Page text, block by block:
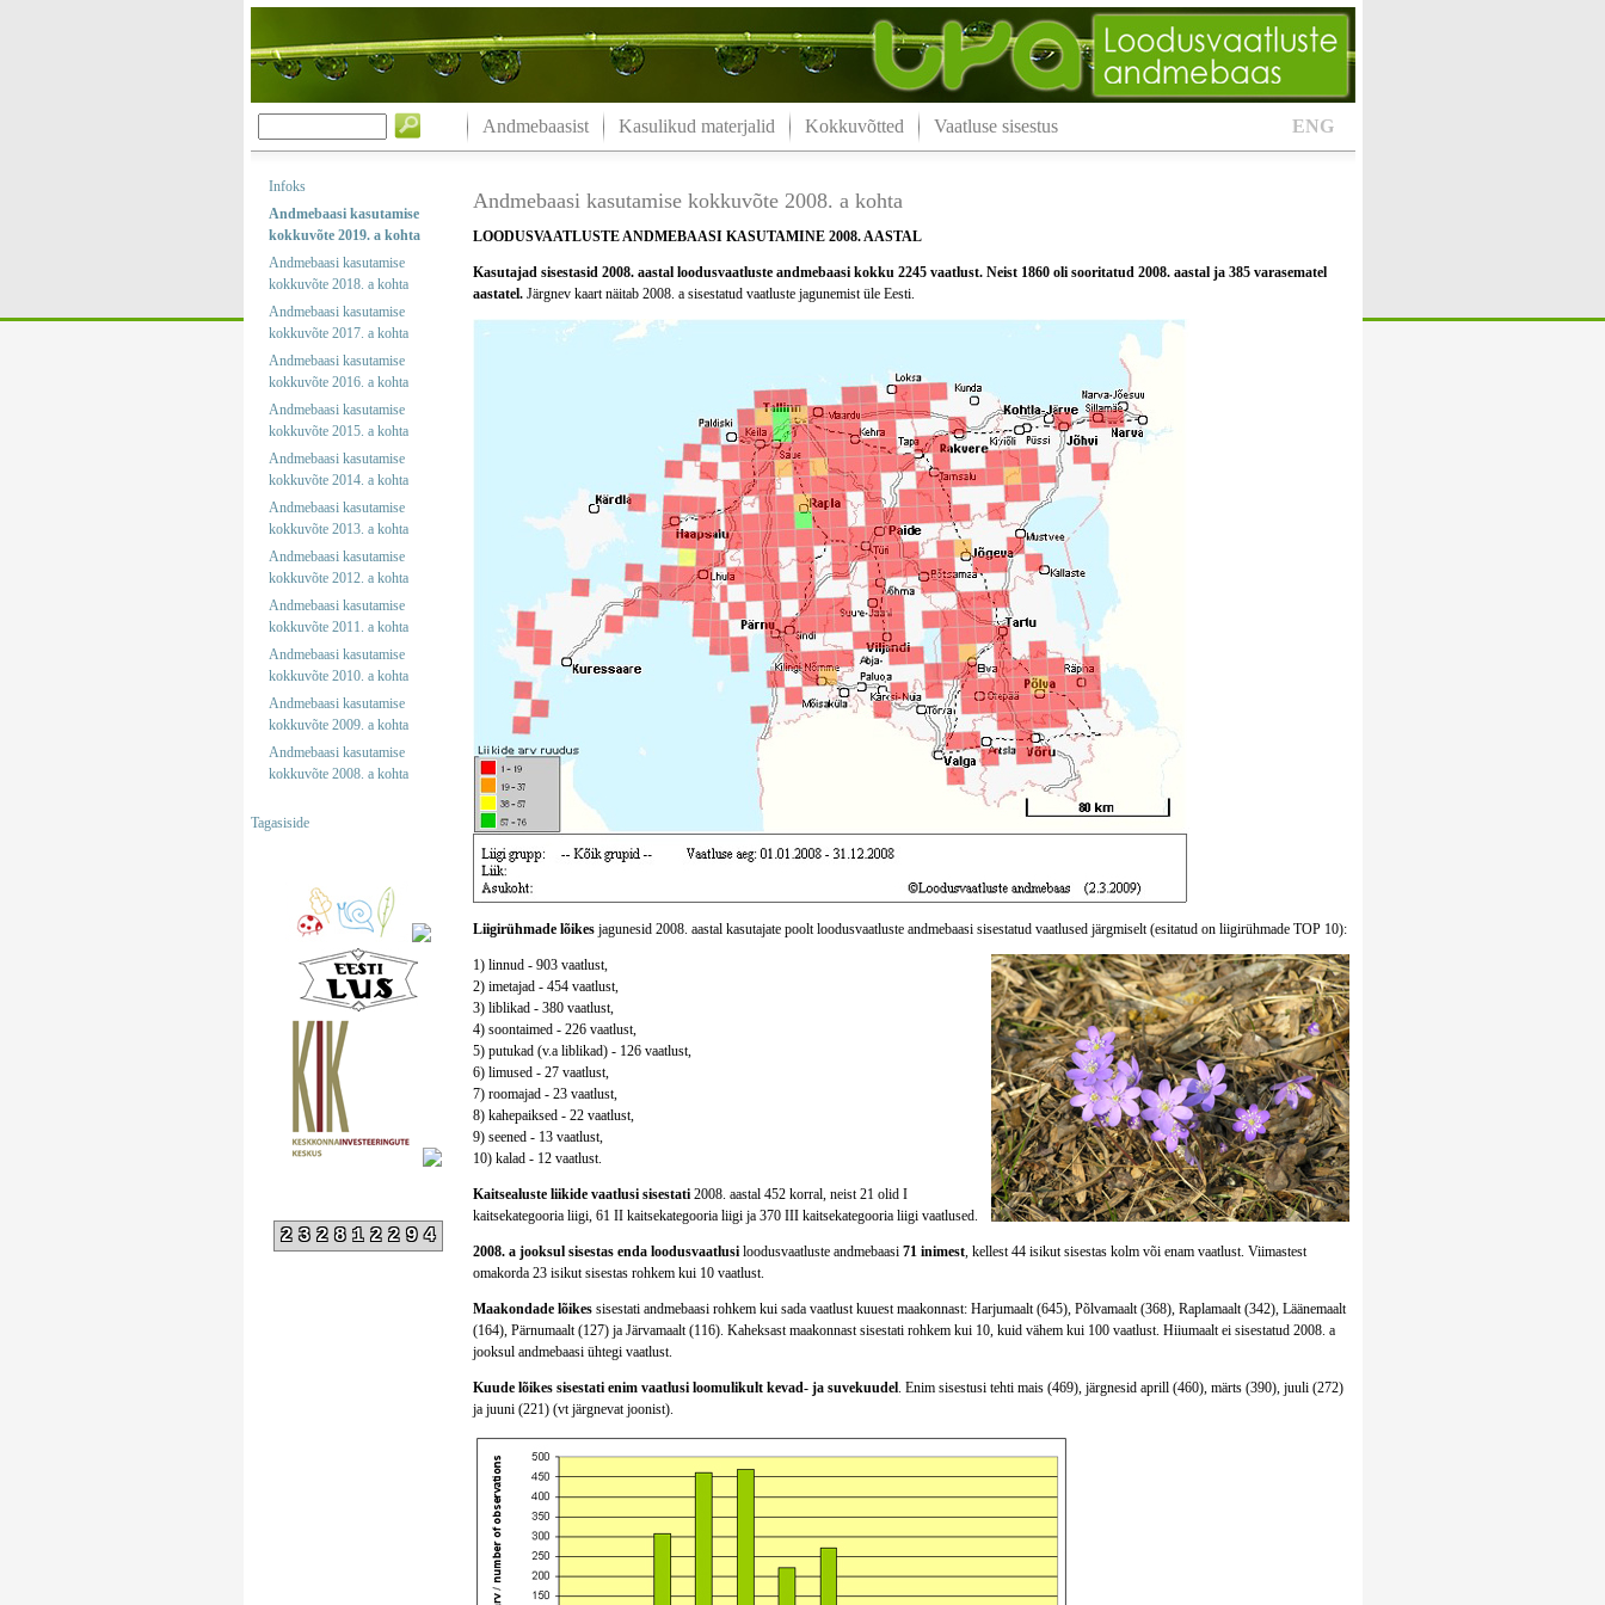
ENG
Andmebaasist Kasulikud materjalid Kokkuvõtted Vaatluse sisestus
Infoks
Andmebaasi kasutamise
kokkuvõte 2019. a kohta
Andmebaasi kasutamise
kokkuvõte 2018. a kohta
Andmebaasi kasutamise
kokkuvõte 2017. a kohta
Andmebaasi kasutamise
kokkuvõte 2016. a kohta
Andmebaasi kasutamise
kokkuvõte 2015. a kohta
Andmebaasi kasutamise
kokkuvõte 2014. a kohta
Andmebaasi kasutamise
kokkuvõte 2013. a kohta
Andmebaasi kasutamise
kokkuvõte 2012. a kohta
Andmebaasi kasutamise
kokkuvõte 2011. a kohta
Andmebaasi kasutamise
kokkuvõte 2010. a kohta
Andmebaasi kasutamise
kokkuvõte 2009. a kohta
Andmebaasi kasutamise
kokkuvõte 2008. a kohta
Tagasiside
232812294
Andmebaasi kasutamise kokkuvõte 2008. a kohta
LOODUSVAATLUSTE ANDMEBAASI KASUTAMINE 2008. AASTAL
Kasutajad sisestasid 2008. aastal loodusvaatluste andmebaasi kokku 2245 vaatlust. Neist 1860 oli sooritatud 2008. aastal ja 385 varasematel
aastatel.Järgnev kaart näitab 2008. a sisestatud vaatluste jagunemist üle Eesti.
Liigirühmade lõikesjagunesid 2008. aastal kasutajate poolt loodusvaatluste andmebaasi sisestatud vaatlused järgmiselt (esitatud on liigirühmade TOP 10):
1) linnud - 903 vaatlust,
2) imetajad - 454 vaatlust,
3) liblikad - 380 vaatlust,
4) soontaimed - 226 vaatlust,
5) putukad (v.a liblikad) - 126 vaatlust,
6) limused - 27 vaatlust,
7) roomajad - 23 vaatlust,
8) kahepaiksed - 22 vaatlust,
9) seened - 13 vaatlust,
10) kalad - 12 vaatlust.
Kaitsealuste liikide vaatlusi sisestati2008. aastal 452 korral, neist 21 olid I
kaitsekategooria liigi, 61 II kaitsekategooria liigi ja 370 III kaitsekategooria liigi vaatlused.
2008. a jooksul sisestas enda loodusvaatlusiloodusvaatluste andmebaasi 71 inimest, kellest 44 isikut sisestas kolm või enam vaatlust. Viimastest
omakorda 23 isikut sisestas rohkem kui 10 vaatlust.
Maakondade lõikessisestati andmebaasi rohkem kui sada vaatlust kuuest maakonnast: Harjumaalt (645), Põlvamaalt (368), Raplamaalt (342), Läänemaalt
(164), Pärnumaalt (127) ja Järvamaalt (116). Kaheksast maakonnast sisestati rohkem kui 10, kuid vähem kui 100 vaatlust. Hiiumaalt ei sisestatud 2008. a
jooksul andmebaasi ühtegi vaatlust.
Kuude lõikes sisestati enim vaatlusi loomulikult kevad- ja suvekuudel. Enim sisestusi tehti mais (469), järgnesid aprill (460), märts (390), juuli (272)
ja juuni (221) (vt järgnevat joonist).